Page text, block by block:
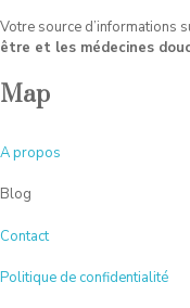
Votre source d’informations
être et les médecines
Map
Apropos
Blog
Contact
Politique de confidentialité